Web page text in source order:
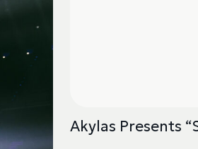
Akylas Presents